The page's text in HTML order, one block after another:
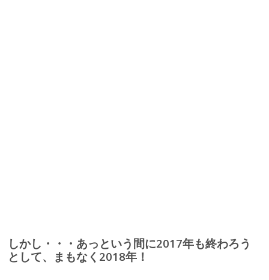
しかし・・・あっという間に2017年も終わろう
として、まもなく2018年！